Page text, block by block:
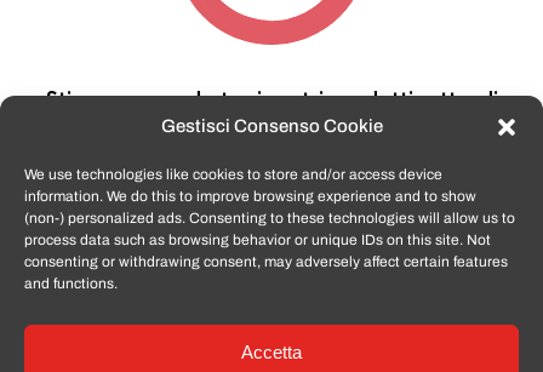
Gestisci Consenso Cookie
We use technologies like cookies to store and/or access device
information. We do this to improve browsing experience and to show
(non-) personalized ads. Consenting to these technologies will allow us to
process data such as browsing behavior or unique IDs on this site. Not
consenting or withdrawing consent, may adversely affect certain features
and functions.
Accetta
Stiamo cercando tra i nostri prodotti, attendi
qualche secondo…
TomatoSmartphone.itè lo shop n.1 in italia per
smartphone ricondizionati garantiti e certificati
di tutte le marche,APPLE, SAMSUNG, HUAWEI,
ONEPLUS, XIAOMI e tanto altro